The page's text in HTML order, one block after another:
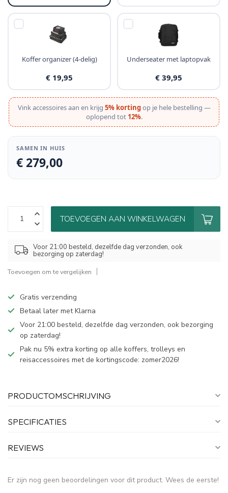
Koffer organizer (4-delig)
€ 19,95
Underseater met laptopvak
€ 39,95
Vink accessoires aan en krijg 5% kortingop je hele bestelling —
oplopend tot 12%.
SAMEN IN HUIS
€ 279,00
TOEVOEGEN AAN WINKELWAGEN
Voor 21:00 besteld, dezelfde dag verzonden, ook
bezorging op zaterdag!
Toevoegen om te vergelijken
Gratis verzending
Betaal later met Klarna
Voor 21:00 besteld, dezelfde dag verzonden, ook bezorging
op zaterdag!
Pak nu 5% extra korting op alle koffers, trolleys en
reisaccessoires met de kortingscode: zomer2026!
PRODUCTOMSCHRIJVING
SPECIFICATIES
REVIEWS
Er zijn nog geen beoordelingen voor dit product. Wees de eerste!